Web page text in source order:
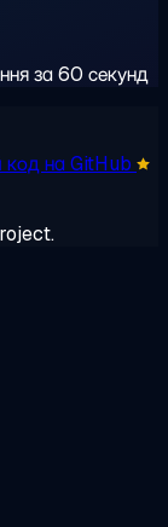
за 60 секунд
код на GitHub